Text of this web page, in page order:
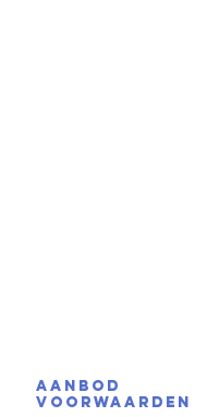
AANBOD
VOORWAARDEN